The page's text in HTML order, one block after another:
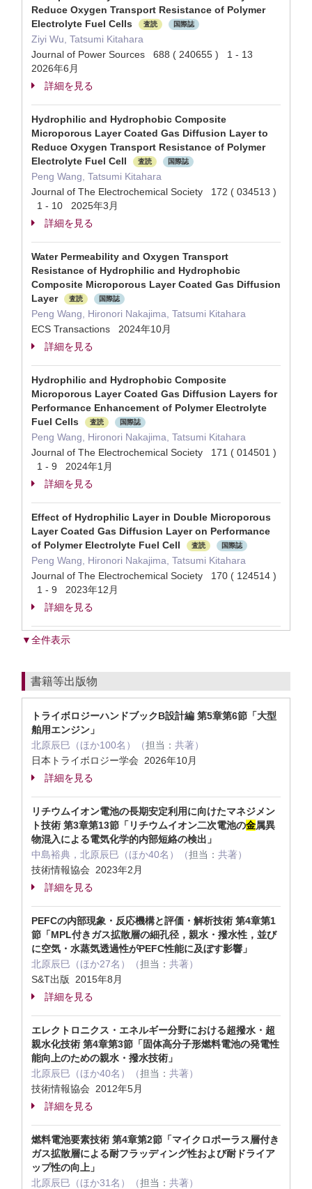
Reduce Oxygen Transport Resistance of Polymer
Electrolyte Fuel Cells
査読 国際誌
Ziyi Wu, Tatsumi Kitahara
Journal of Power Sources 688 ( 240655 ) 1 - 13
2026年6月
詳細を見る
Hydrophilic and Hydrophobic Composite
Microporous Layer Coated Gas Diffusion Layer to
Reduce Oxygen Transport Resistance of Polymer
Electrolyte Fuel Cell
査読 国際誌
Peng Wang, Tatsumi Kitahara
Journal of The Electrochemical Society 172 ( 034513 )
1 - 10 2025年3月
詳細を見る
Water Permeability and Oxygen Transport
Resistance of Hydrophilic and Hydrophobic
Composite Microporous Layer Coated Gas Diffusion
Layer
査読 国際誌
Peng Wang, Hironori Nakajima, Tatsumi Kitahara
ECS Transactions 2024年10月
詳細を見る
Hydrophilic and Hydrophobic Composite
Microporous Layer Coated Gas Diffusion Layers for
Performance Enhancement of Polymer Electrolyte
Fuel Cells
査読 国際誌
Peng Wang, Hironori Nakajima, Tatsumi Kitahara
Journal of The Electrochemical Society 171 ( 014501 )
1 - 9 2024年1月
詳細を見る
Effect of Hydrophilic Layer in Double Microporous
Layer Coated Gas Diffusion Layer on Performance
of Polymer Electrolyte Fuel Cell
査読 国際誌
Peng Wang, Hironori Nakajima, Tatsumi Kitahara
Journal of The Electrochemical Society 170 ( 124514 )
1 - 9 2023年12月
詳細を見る
▼全件表示
書籍等出版物
トライボロジーハンドブックB設計編 第5章第6節「大型
舶用エンジン」
北原辰巳（ほか100名）（担当： 共著）
日本トライボロジー学会 2026年10月
詳細を見る
リチウムイオン電池の長期安定利用に向けたマネジメン
ト技術 第3章第13節「リチウムイオン二次電池の金属異
物混入による電気化学的内部短絡の検出」
中島裕典，北原辰巳（ほか40名）（担当： 共著）
技術情報協会 2023年2月
詳細を見る
PEFCの内部現象・反応機構と評価・解析技術 第4章第1
節「MPL付きガス拡散層の細孔径，親水・撥水性，並び
に空気・水蒸気透過性がPEFC性能に及ぼす影響」
北原辰巳（ほか27名）（担当： 共著）
S&T出版 2015年8月
詳細を見る
エレクトロニクス・エネルギー分野における超撥水・超
親水化技術 第4章第3節「固体高分子形燃料電池の発電性
能向上のための親水・撥水技術」
北原辰巳（ほか40名）（担当： 共著）
技術情報協会 2012年5月
詳細を見る
燃料電池要素技術 第4章第2節「マイクロポーラス層付き
ガス拡散層による耐フラッディング性および耐ドライア
ップ性の向上」
北原辰巳（ほか31名）（担当： 共著）